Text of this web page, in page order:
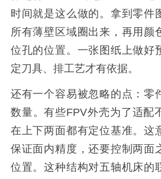
时间就是这么做的。拿到零件
所有薄壁区域圈出来，再用颜
位孔的位置。一张图纸上做好
定刀具、排工艺才有依据。
还有一个容易被忽略的点：零
数量。有些FPV外壳为了适配
在上下两面都有定位基准。这
保证面内精度，还要控制两面
位置。这种结构对五轴机床的